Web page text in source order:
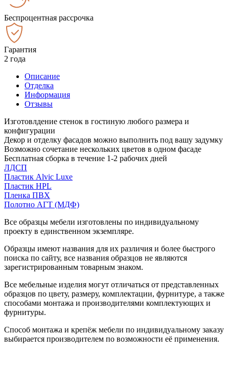
Беспроцентная рассрочка
Гарантия
2 года
Описание
Отделка
Информация
Отзывы
Изготовлдение стенок в гостиную любого размера и
конфигурации
Декор и отделку фасадов можно выполнить под вашу задумку
Возможно сочетание нескольких цветов в одном фасаде
Бесплатная сборка в течение 1-2 рабочих дней
ЛДСП
Пластик Alvic Luxe
Пластик HPL
Пленка ПВХ
Полотно АГТ (МДФ)
Все образцы мебели изготовлены по индивидуальному
проекту в единственном экземпляре.
Образцы имеют названия для их различия и более быстрого
поиска по сайту, все названия образцов не являются
зарегистрированным товарным знаком.
Все мебельные изделия могут отличаться от представленных
образцов по цвету, размеру, комплектации, фурнитуре, а также
способами монтажа и производителями комплектующих и
фурнитуры.
Способ монтажа и крепёж мебели по индивидуальному заказу
выбирается производителем по возможности её применения.